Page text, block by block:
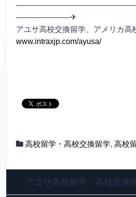
———————✈
アユサ高校交換留学、アメリカ高
www.intraxjp.com/ayusa/
高校留学・高校交換留学, 高校
アユサ高校留学・高校交換